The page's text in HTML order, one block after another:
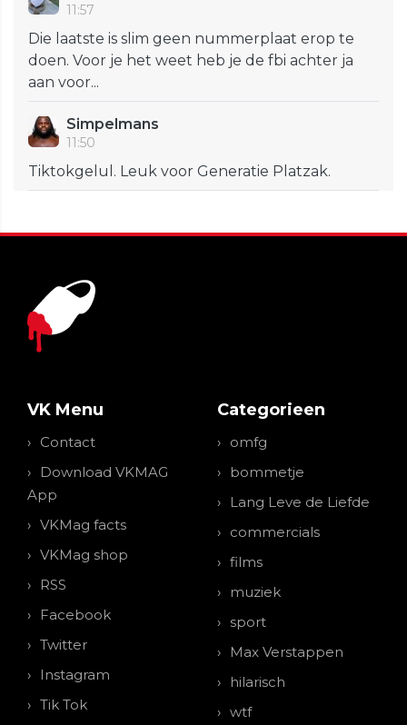
11:57
Die laatste is slim geen nummerplaat erop te
doen. Voor je het weet heb je de fbi achter ja
aan voor...
Simpelmans
11:50
Tiktokgelul. Leuk voor Generatie Platzak.
VK Menu
Contact
Download VKMAG
App
VKMag facts
VKMag shop
RSS
Facebook
Twitter
Instagram
Tik Tok
Categorieen
omfg
bommetje
Lang Leve de Liefde
commercials
films
muziek
sport
Max Verstappen
hilarisch
wtf